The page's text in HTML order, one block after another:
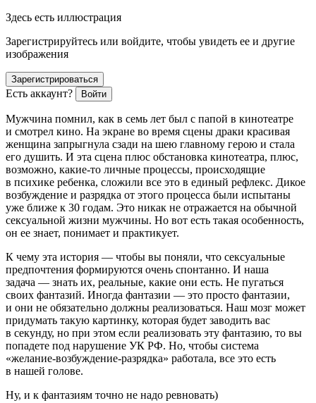
Здесь есть иллюстрация
Зарегистрируйтесь или войдите, чтобы увидеть ее и другие
изображения
Зарегистрироваться
Есть аккаунт? Войти
Мужчина помнил, как в семь лет был с папой в кинотеатре
и смотрел кино. На экране во время сцены драки красивая
женщина запрыгнула сзади на шею главному герою и стала
его душить. И эта сцена плюс обстановка кинотеатра, плюс,
возможно, какие-то личные процессы, происходящие
в психике ребенка, сложили все это в единый рефлекс. Дикое
возбуждение и разрядка от этого процесса были испытаны
уже ближе к 30 годам. Это никак не отражается на обычной
сексуальной жизни мужчины. Но вот есть такая особенность,
он ее знает, понимает и практикует.
К чему эта история — чтобы вы поняли, что сексуальные
предпочтения формируются очень спонтанно. И наша
задача — знать их, реальные, какие они есть. Не пугаться
своих фантазий. Иногда фантазии — это просто фантазии,
и они не обязательно должны реализоваться. Наш мозг может
придумать такую картинку, которая будет заводить вас
в секунду, но при этом если реализовать эту фантазию, то вы
попадете под нарушение УК РФ. Но, чтобы система
«желание-возбуждение-разрядка» работала, все это есть
в нашей голове.
Ну, и к фантазиям точно не надо ревновать)